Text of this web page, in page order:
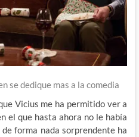
se dedique mas a la comedia
Vicius me ha permitido ver a
el que hasta ahora no le había
forma nada sorprendente ha